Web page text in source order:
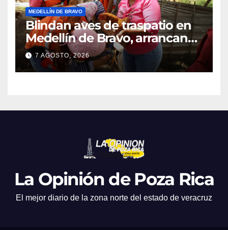
MEDELLÍN DE BRAVO
Blindan aves de traspatio en
Medellín de Bravo, arrancan
vacunación masiva contra el
Newcastle
7 AGOSTO, 2026
La Opinión de Poza Rica
El mejor diario de la zona norte del estado de veracruz